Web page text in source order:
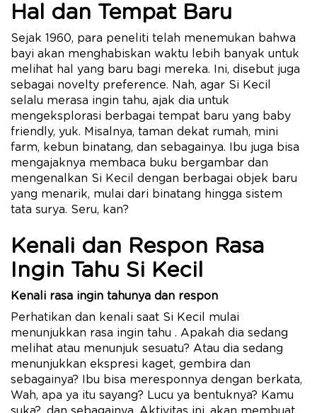
Hal dan Tempat Baru
Sejak 1960, para peneliti telah menemukan bahwa
bayi akan menghabiskan waktu lebih banyak untuk
melihat hal yang baru bagi mereka. Ini, disebut juga
sebagai novelty preference. Nah, agar Si Kecil
selalu merasa ingin tahu, ajak dia untuk
mengeksplorasi berbagai tempat baru yang baby
friendly, yuk. Misalnya, taman dekat rumah, mini
farm, kebun binatang, dan sebagainya. Ibu juga bisa
mengajaknya membaca buku bergambar dan
mengenalkan Si Kecil dengan berbagai objek baru
yang menarik, mulai dari binatang hingga sistem
tata surya. Seru, kan?
Kenali dan Respon Rasa
Ingin Tahu Si Kecil
Kenali rasa ingin tahunya dan respon
Perhatikan dan kenali saat Si Kecil mulai
menunjukkan rasa ingin tahu . Apakah dia sedang
melihat atau menunjuk sesuatu? Atau dia sedang
menunjukkan ekspresi kaget, gembira dan
sebagainya? Ibu bisa meresponnya dengan berkata,
Wah, apa ya itu sayang? Lucu ya bentuknya? Kamu
suka?, dan sebagainya. Aktivitas ini, akan membuat